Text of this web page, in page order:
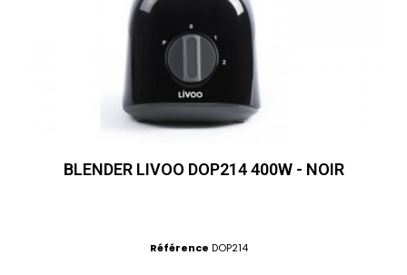
BLENDER LIVOO DOP214 400W - NOIR
Référence DOP214